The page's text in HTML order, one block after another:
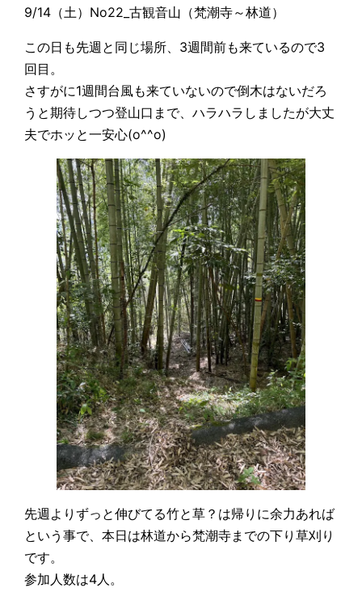
9/14（土）No22_古観音山（梵潮寺～林道）
この日も先週と同じ場所、3週間前も来ているので3
回目。
さすがに1週間台風も来ていないので倒木はないだろ
うと期待しつつ登山口まで、ハラハラしましたが大丈
夫でホッと一安心(o^^o)
先週よりずっと伸びてる竹と草？は帰りに余力あれば
という事で、本日は林道から梵潮寺までの下り草刈り
です。
参加人数は4人。